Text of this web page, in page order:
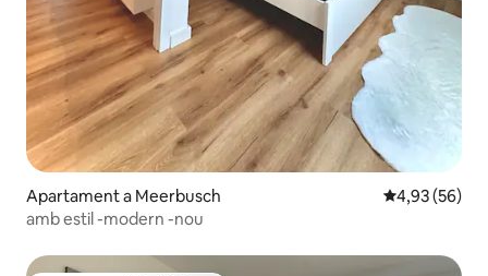
Apartament a Meerbusch 4,93 de
4,93 (56)
amb estil -modern -nou